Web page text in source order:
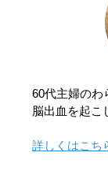
60代主婦のわ
脳出血を起こ
詳しくはこち